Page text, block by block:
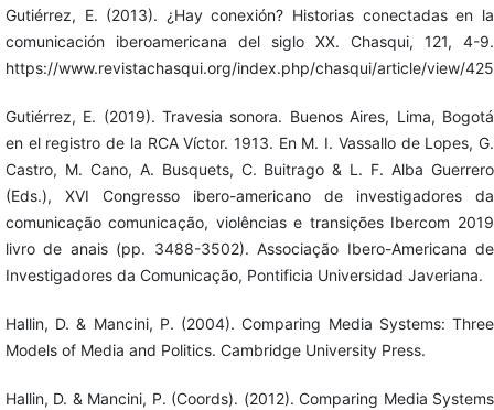
Gutiérrez, E. (2013). ¿Hay conexión? Historias conectadas en la
comunicación iberoamericana del siglo XX. Chasqui, 121, 4-9.
https://www.revistachasqui.org/index.php/chasqui/article/view/425
Gutiérrez, E. (2019). Travesia sonora. Buenos Aires, Lima, Bogotá
en el registro de la RCA Víctor. 1913. En M. I. Vassallo de Lopes, G.
Castro, M. Cano, A. Busquets, C. Buitrago & L. F. Alba Guerrero
(Eds.), XVI Congresso ibero-americano de investigadores da
comunicação comunicação, violências e transições Ibercom 2019
livro de anais (pp. 3488-3502). Associação Ibero-Americana de
Investigadores da Comunicação, Pontificia Universidad Javeriana.
Hallin, D. & Mancini, P. (2004). Comparing Media Systems: Three
Models of Media and Politics. Cambridge University Press.
Hallin, D. & Mancini, P. (Coords). (2012). Comparing Media Systems